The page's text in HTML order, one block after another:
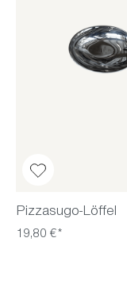
Pizzasugo-Löffel
19,80 €*